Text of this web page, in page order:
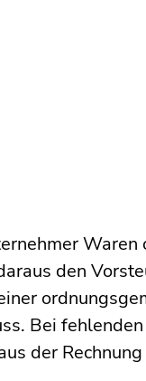
Waren
den
Bei
der